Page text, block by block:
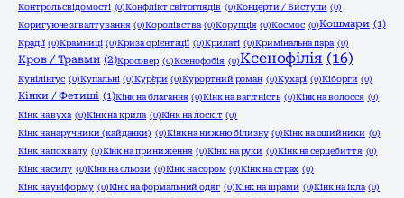
Контроль свідомості (0)Конфлікт світоглядів (0)Концерти / Виступи (0)
Коригуюче зґвалтування (0)Королівства (0)Корупція (0)Космос (0)Кошмари (1)
Крадії (0)Крамниці (0)Криза орієнтації (0)Крилаті (0)Кримінальна пара (0)
Кров / Травми (2)Кросовер (0)Ксенофобія (0)Ксенофілія (16)
Кунілінгус (0)Купальні (0)Кур`єри (0)Курортний роман (0)Кухарі (0)Кіборги (0)
Кінки / Фетиші (1)Кінк на благання (0)Кінк на вагітність (0)Кінк на волосся (0)
Кінк на вуха (0)Кінк на крила (0)Кінк на лоскіт (0)
Кінк на наручники (кайданки) (0)Кінк на нижню білизну (0)Кінк на ошийники (0)
Кінк на похвалу (0)Кінк на приниження (0)Кінк на руки (0)Кінк на серцебиття (0)
Кінк на силу (0)Кінк на сльози (0)Кінк на сором (0)Кінк на страх (0)
Кінк на уніформу (0)Кінк на формальний одяг (0)Кінк на шрами (0)Кінк на ікла (0)